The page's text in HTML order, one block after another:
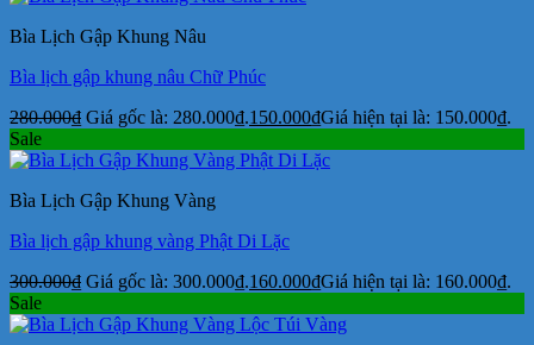
Bìa Lịch Gập Khung Nâu
Bìa lịch gập khung nâu Chữ Phúc
280.000₫ Giá gốc là: 280.000₫.150.000₫Giá hiện tại là: 150.000₫.
Sale
Bìa Lịch Gập Khung Vàng
Bìa lịch gập khung vàng Phật Di Lặc
300.000₫ Giá gốc là: 300.000₫.160.000₫Giá hiện tại là: 160.000₫.
Sale